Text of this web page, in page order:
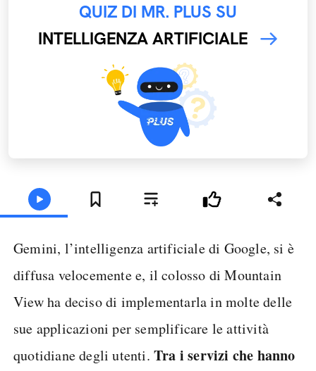
QUIZ DI MR. PLUS SU
INTELLIGENZA ARTIFICIALE
Gemini, l’intelligenza artificiale di Google, si è
diffusa velocemente e, il colosso di Mountain
View ha deciso di implementarla in molte delle
sue applicazioni per semplificare le attività
quotidiane degli utenti. Tra i servizi che hanno